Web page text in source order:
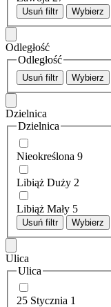
Usuń filtr Wybierz
Odległość
Odległość
Usuń filtr Wybierz
Dzielnica
Dzielnica
Nieokreślona 9
Libiąż Duży 2
Libiąż Mały 5
Usuń filtr Wybierz
Ulica
Ulica
25 Stycznia 1